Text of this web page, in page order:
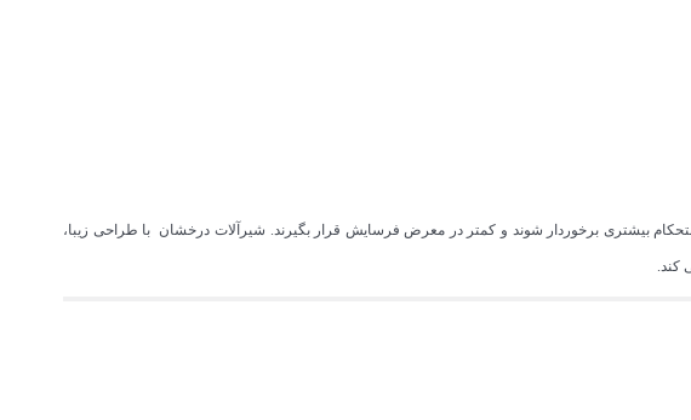
بیشتری برخوردار شوند و کمتر در معرض فرسایش قرار بگیرند. شیرآلات درخشان با طراحی زیبا،